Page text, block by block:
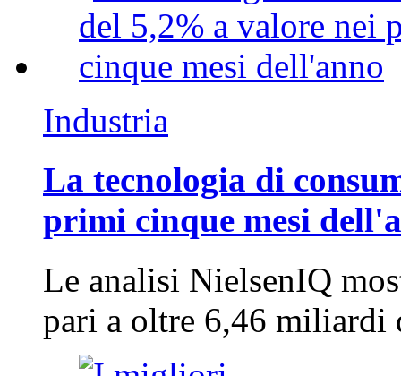
Industria
La tecnologia di
primi cinque mesi
Le analisi NielsenIQ
pari a oltre 6,46